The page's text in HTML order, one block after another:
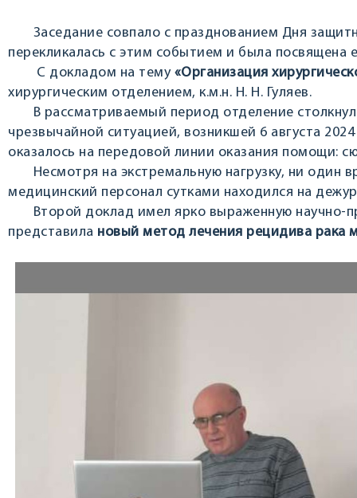
Заседание совпало с празднованием Дня
перекликалась с этим событием и была посвящена
С докладом на тему «Организация
хирургическим отделением, к.м.н. Н. Н. Гуляев.
В рассматриваемый период отделение
чрезвычайной ситуацией, возникшей 6 августа
оказалось на передовой линии оказания помощи:
Несмотря на экстремальную нагрузку, ни один
медицинский персонал сутками находился на
Второй доклад имел ярко выраженную
представила новый метод лечения рецидива рака